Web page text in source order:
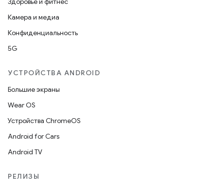
Камера и медиа
Конфиденциальность
5G
УСТРОЙСТВА ANDROID
Большие экраны
Wear OS
Устройства ChromeOS
Android for Cars
Android TV
РЕЛИЗЫ